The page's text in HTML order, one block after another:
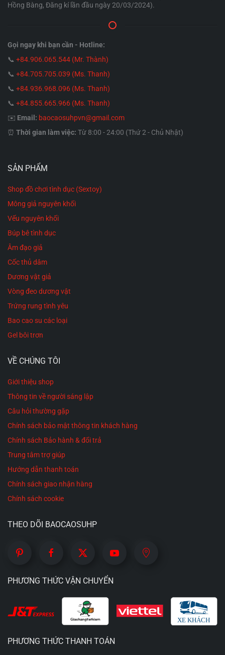
Hồng Bàng, Đăng kí lần đầu ngày 20/03/2024).
Gọi ngay khi bạn cần - Hotline:
📞 +84.906.065.544 (Mr. Thành)
📞 +84.705.705.039 (Ms. Thanh)
📞 +84.936.968.096 (Ms. Thanh)
📞 +84.855.665.966 (Ms. Thanh)
✉️ Email: baocaosuhpvn@gmail.com
⏰ Thời gian làm việc: Từ 8:00 - 24:00 (Thứ 2 - Chủ Nhật)
SẢN PHẨM
Shop đồ chơi tình dục (Sextoy)
Mông giả nguyên khối
Vếu nguyên khối
Búp bê tình dục
Âm đạo giả
Cốc thủ dâm
Dương vật giả
Vòng đeo dương vật
Trứng rung tình yêu
Bao cao su các loại
Gel bôi trơn
VỀ CHÚNG TÔI
Giới thiệu shop
Thông tin về người sáng lập
Câu hỏi thường gặp
Chính sách bảo mật thông tin khách hàng
Chính sách Bảo hành & đổi trả
Trung tâm trợ giúp
Hướng dẫn thanh toán
Chính sách giao nhận hàng
Chính sách cookie
THEO DÕI BAOCAOSUHP
PHƯƠNG THỨC VẬN CHUYỂN
PHƯƠNG THỨC THANH TOÁN